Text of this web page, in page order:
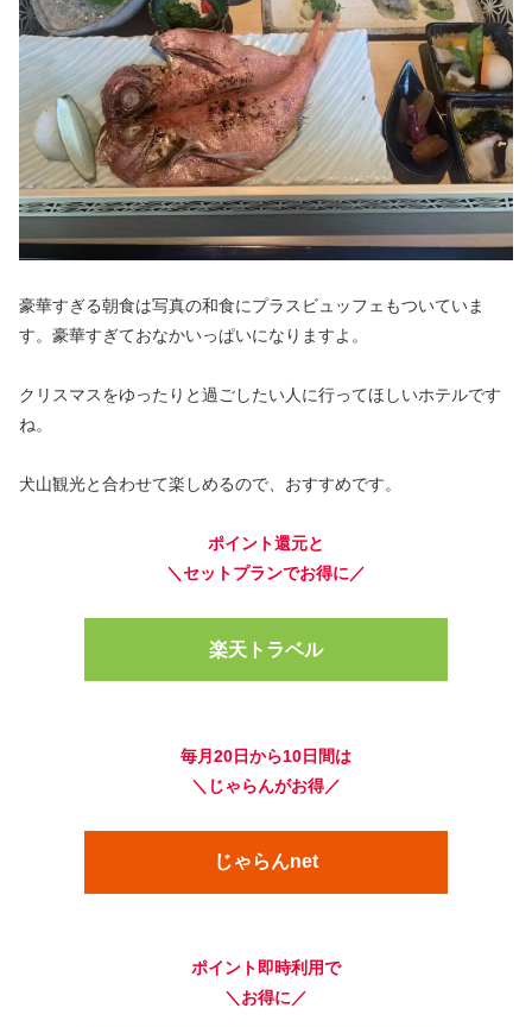
豪華すぎる朝食は写真の和食にプラスビュッフェもついていま
す。豪華すぎておなかいっぱいになりますよ。
クリスマスをゆったりと過ごしたい人に行ってほしいホテルです
ね。
犬山観光と合わせて楽しめるので、おすすめです。
ポイント還元と
＼セットプランでお得に／
楽天トラベル
毎月20日から10日間は
＼じゃらんがお得／
じゃらんnet
ポイント即時利用で
＼お得に／